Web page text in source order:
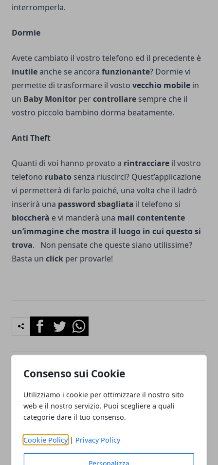
Consenso sui Cookie
Utilizziamo i cookie per ottimizzare il nostro sito
web e il nostro servizio. Puoi scegliere a quali
categorie dare il tuo consenso.
Cookie Policy | Privacy Policy
Personalizza
interromperla.
Dormie
Avete cambiato il vostro telefono ed il precedente è
inutileanche se ancora funzionante? Dormie vi
permette di trasformare il vosto vecchio mobile in
un Baby Monitor percontrollare sempre che il
vostro piccolo bambino dorma beatamente.
Anti Theft
Quanti di voi hanno provato a rintracciare il vostro
telefono rubato senza riuscirci? Quest’applicazione
vi permetterà di farlo poiché, una volta che il ladrò
inserirà una password sbagliata il telefono si
bloccherà e vi manderà una mail contentente
un’immagine che mostra il luogo in cui questo si
trova. Non pensate che queste siano utilissime?
Basta un click per provarle!
FacebookTwitterWhatsapp
Articolo Precedente
compra il Team Pixel di
HTC
cambiato il mondo dei
videogiochi.